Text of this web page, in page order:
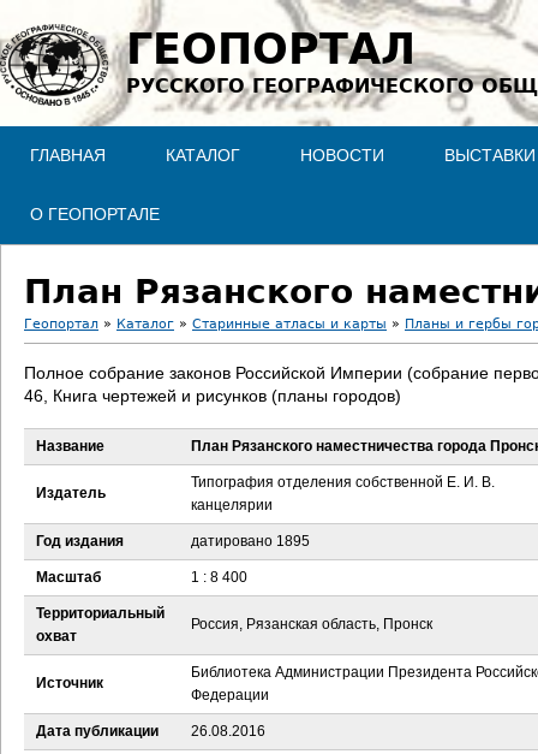
Jump to navigation
ГЕОПОРТАЛ
РУССКОГО ГЕОГРАФИЧЕСКОГО
ГЛАВНАЯ КАТАЛОГ НОВОСТИ ВЫСТАВКИ
О ГЕОПОРТАЛЕ
План Рязанского
В
ы
д
е
с
ь
Геопортал » Каталог » Старинные атласы и карты » Планы и гербы
Полное собрание законов Российской Империи (собрание
46, Книга чертежей и рисунков (планы городов)
Название План Рязанского наместничества города
Издатель
Типография отделения собственной Е. И. В.
канцелярии
Год издания датировано 1895
Масштаб 1 : 8 400
Территориальный
охват
Россия, Рязанская область, Пронск
Источник
Библиотека Администрации Президента
Федерации
Дата публикации 26.08.2016